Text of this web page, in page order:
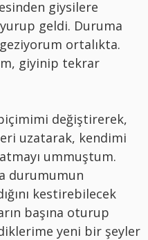
giysilere
geldi. Duruma
ortalıkta.
giyinip tekrar
değiştirerek,
uzatarak, kendimi
ummuştum.
durumumun
kestirebilecek
başına oturup
yeni bir şeyler